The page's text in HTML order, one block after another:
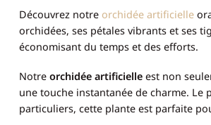
Découvrez notre orchidée artificielle
orchidées, ses pétales vibrants et ses
économisant du temps et des efforts.
Notre orchidée artificielle est non
une touche instantanée de charme. Le
particuliers, cette plante est parfaite